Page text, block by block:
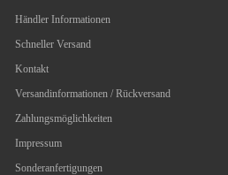
Händler Informationen
Schneller Versand
Kontakt
Versandinformationen / Rückversand
Zahlungsmöglichkeiten
Impressum
Sonderanfertigungen